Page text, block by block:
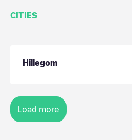
CITIES
Hillegom
Load more